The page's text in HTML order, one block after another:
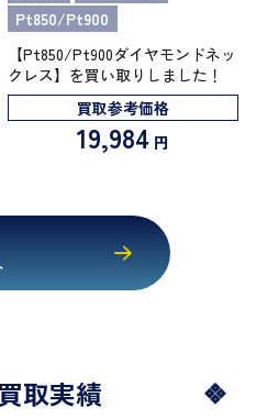
Pt850/Pt900
【Pt850/Pt900ダイヤモンドネッ
クレス】を買い取りしました！
買取参考価格
19,984 円
取実績